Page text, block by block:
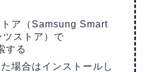
ア（Samsung Smart
ストア）で
する
場合はインストールし